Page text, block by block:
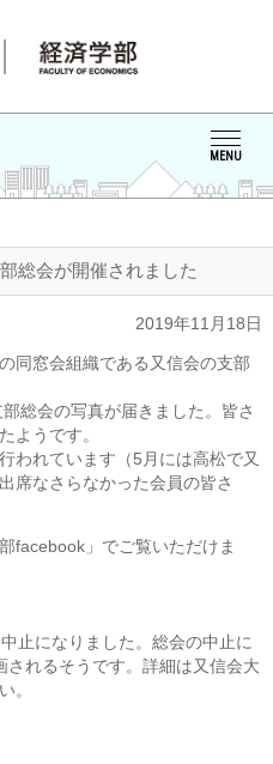
MENU
総会が開催されました
2019年11月18日
同窓会組織である又信会の支部
総会の写真が届きました。皆さ
ようです。
われています（5月には高松で又
席なさらなかった会員の皆さ
facebook」でご覧いただけま
止になりました。総会の中止に
れるそうです。詳細は又信会大
。